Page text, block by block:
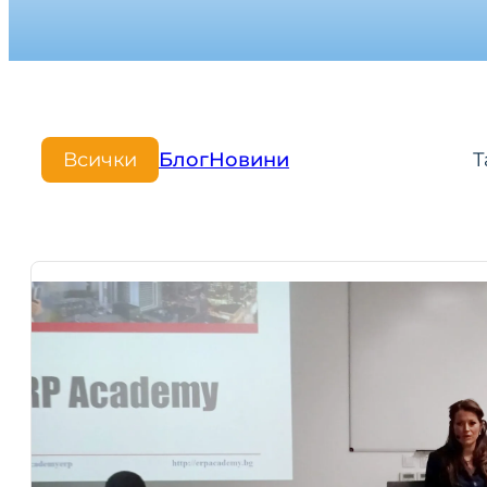
Всички БлогНовини